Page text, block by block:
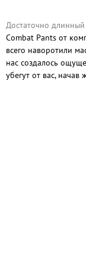
Достаточно
Combat Pants от
всего наворотили
нас создалось
убегут от вас,